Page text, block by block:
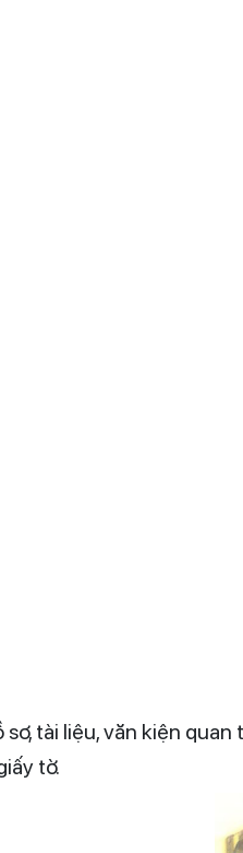
tài liệu, văn kiện
tờ.